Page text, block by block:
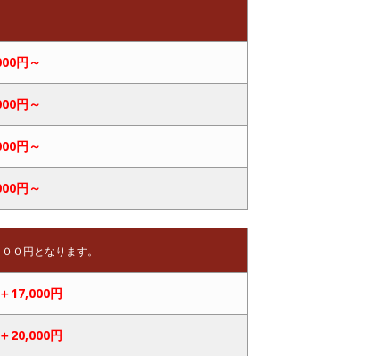
円～
円～
円～
円～
０円となります。
＋17,000円
＋20,000円